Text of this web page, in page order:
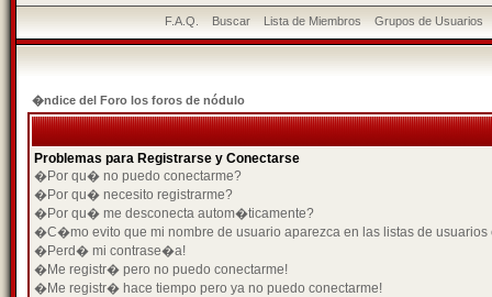
F.A.Q. Buscar Lista de Miembros Grupos de Usuarios
�ndice del Foro los foros de nódulo
Problemas para Registrarse y Conectarse
�Por qu� no puedo conectarme?
�Por qu� necesito registrarme?
�Por qu� me desconecta autom�ticamente?
�C�mo evito que mi nombre de usuario aparezca en las listas de usuarios
�Perd� mi contrase�a!
�Me registr� pero no puedo conectarme!
�Me registr� hace tiempo pero ya no puedo conectarme!